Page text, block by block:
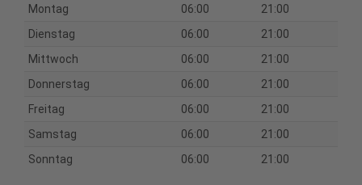
Montag
06:00
21:00
Dienstag
06:00
21:00
Mittwoch
06:00
21:00
Donnerstag
06:00
21:00
Freitag
06:00
21:00
Samstag
06:00
21:00
Sonntag
06:00 21:00